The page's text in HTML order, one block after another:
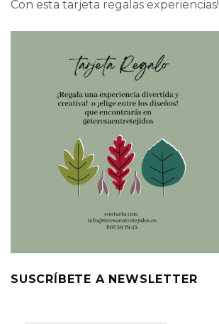
Con esta tarjeta regalas experiencias!
SUSCRÍBETE A NEWSLETTER